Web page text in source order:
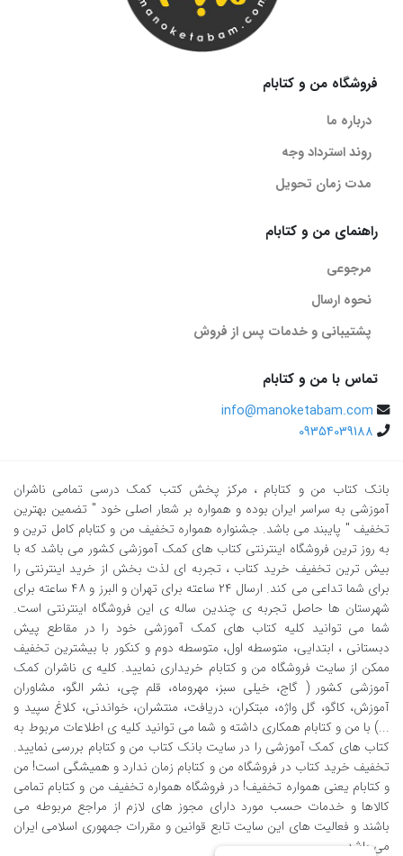
فروشگاه من و کتابام
درباره ما
روند استرداد وجه
مدت زمان تحویل
راهنمای من و کتابام
مرجوعی
نحوه ارسال
پشتیبانی و خدمات پس از فروش
تماس با من و کتابام
info@manoketabam.com
09354039188
بانک کتاب من و کتابام ، مرکز پخش کتب کمک درسی تمامی ناشران
آموزشی به سراسر ایران بوده و همواره بر شعار اصلی خود " تضمین بهترین
تخفیف " پایبند می باشد. جشنواره همواره تخفیف من و کتابام کامل ترین و
به روز ترین فروشگاه اینترنتی کتاب های کمک آموزشی کشور می باشد که با
بیش ترین تخفیف خرید کتاب ، تجربه ای لذت بخش از خرید اینترنتی را
برای شما تداعی می کند. ارسال ٢٤ ساعته برای تهران و البرز و ٤٨ ساعته برای
شهرستان ها حاصل تجربه ی چندین ساله ی این فروشگاه اینترنتی است.
شما می توانید کلیه کتاب های کمک آموزشی خود را در مقاطع پیش
دبستانی ، ابتدایی، متوسطه اول، متوسطه دوم و کنکور با بیشترین تخفیف
ممکن از سایت فروشگاه من و کتابام خریداری نمایید. کلیه ی ناشران کمک
آموزشی کشور ( گاج، خیلی سبز، مهروماه، قلم چی، نشر الگو، مشاوران
آموزش، کاگو، گل واژه، مبتکران، دریافت، منتشران، خواندنی، کلاغ سپید و
...) با من و کتابام همکاری داشته و شما می توانید کلیه ی اطلاعات مربوط به
کتاب های کمک آموزشی را در سایت بانک کتاب من و کتابام بررسی نمایید.
تخفیف خرید کتاب در فروشگاه من و کتابام زمان ندارد و همیشگی است! من
و کتابام یعنی همواره تخفیف! در فروشگاه همواره تخفیف من و کتابام تمامی
کالاها و خدمات حسب مورد دارای مجوز های لازم از مراجع مربوطه می
باشند و فعالیت های این سایت تابع قوانین و مقررات جمهوری اسلامی ایران
می باشد.